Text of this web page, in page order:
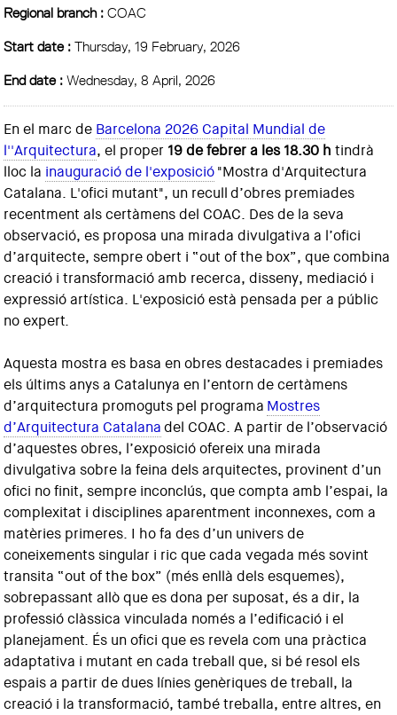
Regional branch :COAC
Start date :Thursday, 19 February, 2026
End date :Wednesday, 8 April, 2026
En el marc de Barcelona 2026 Capital Mundial de
l''Arquitectura, el proper 19 de febrer a les 18.30 h tindrà
lloc la inauguració de l'exposició"Mostra d'Arquitectura
Catalana. L'ofici mutant", un recull d’obres premiades
recentment als certàmens del COAC. Des de la seva
observació, es proposa una mirada divulgativa a l’ofici
d’arquitecte, sempre obert i “out of the box”, que combina
creació i transformació amb recerca, disseny, mediació i
expressió artística. L'exposició està pensada per a públic
no expert.
Aquesta mostra es basa en obres destacades i premiades
els últims anys a Catalunya en l’entorn de certàmens
d’arquitectura promoguts pel programa Mostres
d’Arquitectura Catalanadel COAC. A partir de l’observació
d’aquestes obres, l’exposició ofereix una mirada
divulgativa sobre la feina dels arquitectes, provinent d’un
ofici no finit, sempre inconclús, que compta amb l’espai, la
complexitat i disciplines aparentment inconnexes, com a
matèries primeres. I ho fa des d’un univers de
coneixements singular i ric que cada vegada més sovint
transita “out of the box” (més enllà dels esquemes),
sobrepassant allò que es dona per suposat, és a dir, la
professió clàssica vinculada només a l’edificació i el
planejament. És un ofici que es revela com una pràctica
adaptativa i mutant en cada treball que, si bé resol els
espais a partir de dues línies genèriques de treball, la
creació i la transformació, també treballa, entre altres, en